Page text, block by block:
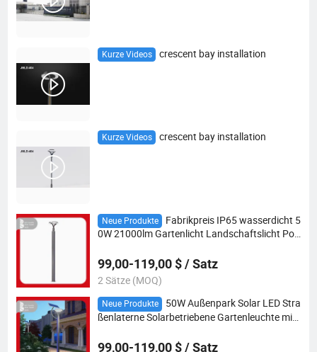
Kurze Videos crescent bay installation
Kurze Videos crescent bay installation
Neue Produkte
Fabrikpreis IP65 wasserdicht 5
0W 21000lm Gartenlicht Landschaftslicht Poll
t für Gartenplatz Weg
99,00-119,00 $ / Satz
2 Sätze (MOQ)
Neue Produkte
50W Außenpark Solar LED Stra
ßenlaterne Solarbetriebene Gartenleuchte mit
99,00-119,00 $ / Satz